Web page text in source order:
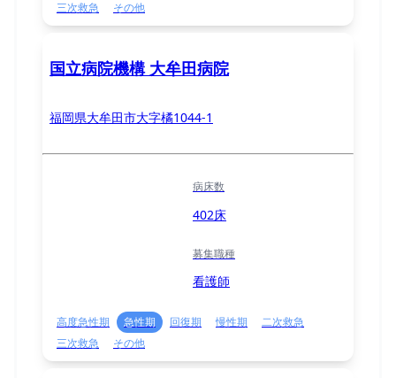
三次救急
その他
国立病院機構 大牟田病院
福岡県大牟田市大字橘1044-1
病床数
402床
募集職種
看護師
高度急性期 急性期 回復期 慢性期
二次救急
三次救急
その他